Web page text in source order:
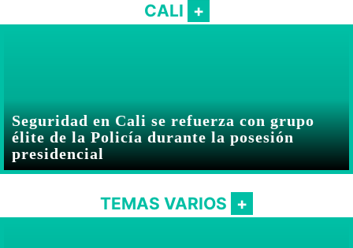
CALI
Seguridad en Cali se refuerza con grupo
élite de la Policía durante la posesión
presidencial
TEMAS VARIOS